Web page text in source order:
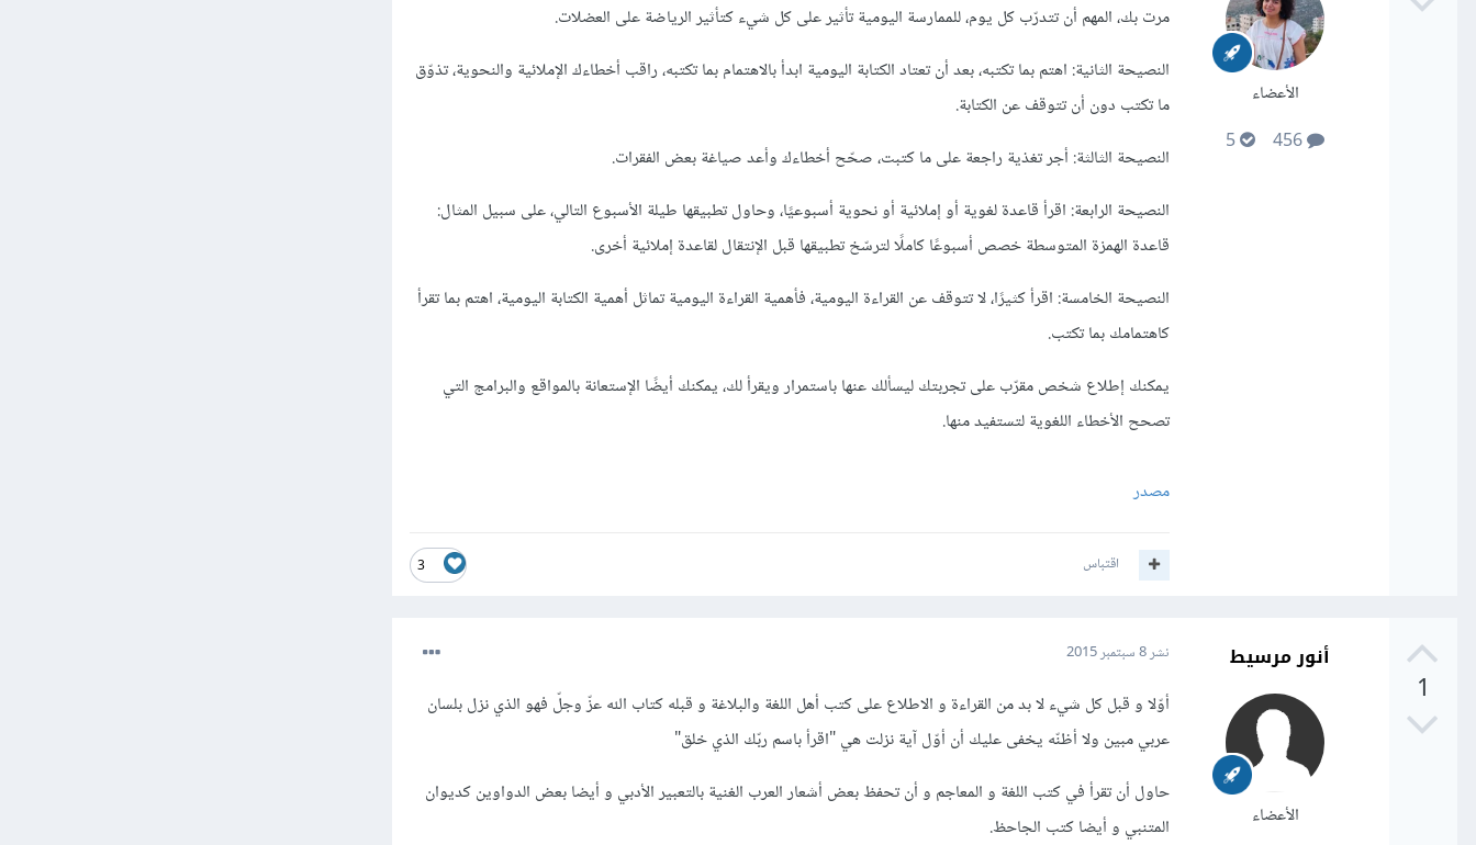
الأعضاء
مرت بك، المهم أن تتدرّب كل يوم، للممارسة اليومية تأثير على كل شيء كتأثير الرياضة على العضلات.
النصيحة الثانية: اهتم بما تكتبه، بعد أن تعتاد الكتابة اليومية ابدأ بالاهتمام بما تكتبه، راقب أخطاءك الإملائية والنحوية، تذوّق
ما تكتب دون أن تتوقف عن الكتابة.
النصيحة الثالثة: أجر تغذية راجعة على ما كتبت، صحّح أخطاءك وأعد صياغة بعض الفقرات.
النصيحة الرابعة: اقرأ قاعدة لغوية أو إملائية أو نحوية أسبوعيًا، وحاول تطبيقها طيلة الأسبوع التالي، على سبيل المثال:
قاعدة الهمزة المتوسطة خصص أسبوعًا كاملًا لترسّخ تطبيقها قبل الإنتقال لقاعدة إملائية أخرى.
النصيحة الخامسة: اقرأ كثيرًا، لا تتوقف عن القراءة اليومية، فأهمية القراءة اليومية تماثل أهمية الكتابة اليومية، اهتم بما تقرأ
كاهتمامك بما تكتب.
يمكنك إطلاع شخص مقرّب على تجربتك ليسألك عنها باستمرار ويقرأ لك، يمكنك أيضًا الإستعانة بالمواقع والبرامج التي
تصحح الأخطاء اللغوية لتستفيد منها.
مصدر
3 اقتباس
1
أنور مرسيط
الأعضاء
نشر8 سبتمبر 2015
أوّلا و قبل كل شيء لا بد من القراءة و الاطلاع على كتب أهل اللغة والبلاغة و قبله كتاب الله عزّ وجلّ فهو الذي نزل بلسان
عربي مبين ولا أظنّه يخفى عليك أن أوّل آية نزلت هي "اقرأ باسم ربّك الذي خلق"
حاول أن تقرأ في كتب اللغة و المعاجم و أن تحفظ بعض أشعار العرب الغنية بالتعبير الأدبي و أيضا بعض الدواوين كديوان
المتنبي و أيضا كتب الجاحظ.